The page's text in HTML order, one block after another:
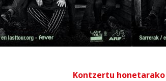
Kontzertu